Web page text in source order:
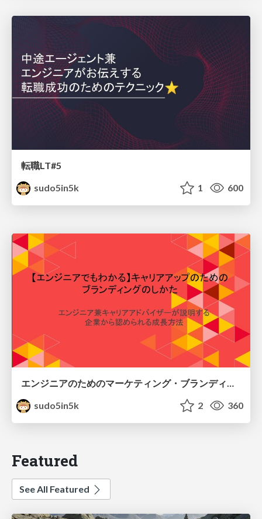
転職LT#5
sudo5in5k
1 600
エンジニアのためのマーケティング・ブランディング入門
sudo5in5k
2 360
Featured
See All Featured